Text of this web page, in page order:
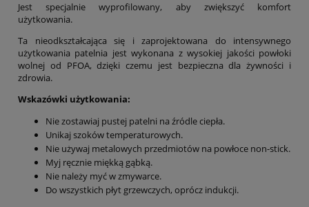
Jest specjalnie wyprofilowany, aby zwiększyć komfort
użytkowania.
Ta nieodkształcająca się i zaprojektowana do intensywnego
użytkowania patelnia jest wykonana z wysokiej jakości powłoki
wolnej od PFOA, dzięki czemu jest bezpieczna dla żywności i
zdrowia.
Wskazówki użytkowania:
Nie zostawiaj pustej patelni na źródle ciepła.
Unikaj szoków temperaturowych.
Nie używaj metalowych przedmiotów na powłoce non-stick.
Myj ręcznie miękką gąbką.
Nie należy myć w zmywarce.
Do wszystkich płyt grzewczych, oprócz indukcji.